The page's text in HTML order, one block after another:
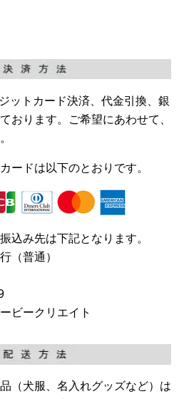
ットカード決済、代金引換、銀
おります。ご希望にあわせて、
ードは以下のとおりです。
込み先は下記となります。
（普通）
ビークリエイト
（犬服、名入れグッズなど）は